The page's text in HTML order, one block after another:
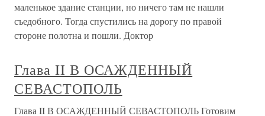
маленькое здание станции, но ничего там не нашли
съедобного. Тогда спустились на дорогу по правой
стороне полотна и пошли. Доктор
Глава II В ОСАЖДЕННЫЙ
СЕВАСТОПОЛЬ
Глава II В ОСАЖДЕННЫЙ СЕВАСТОПОЛЬ Готовим